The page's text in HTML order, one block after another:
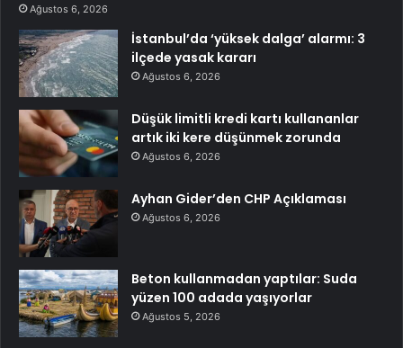
Ağustos 6, 2026
İstanbul’da ‘yüksek dalga’ alarmı: 3
ilçede yasak kararı
Ağustos 6, 2026
Düşük limitli kredi kartı kullananlar
artık iki kere düşünmek zorunda
Ağustos 6, 2026
Ayhan Gider’den CHP Açıklaması
Ağustos 6, 2026
Beton kullanmadan yaptılar: Suda
yüzen 100 adada yaşıyorlar
Ağustos 5, 2026